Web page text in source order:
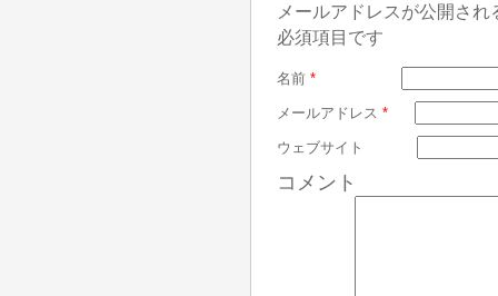
メールアドレスが公開さ
必須項目です
名前 *
メールアドレス *
ウェブサイト
コメント